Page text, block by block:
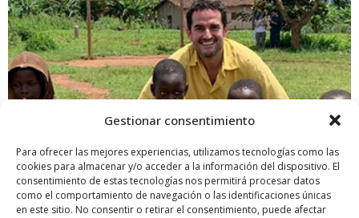
Gestionar consentimiento
Para ofrecer las mejores experiencias, utilizamos tecnologías como las
cookies para almacenar y/o acceder a la información del dispositivo. El
consentimiento de estas tecnologías nos permitirá procesar datos
como el comportamiento de navegación o las identificaciones únicas
en este sitio. No consentir o retirar el consentimiento, puede afectar
El cirujano se encuentra junto a su equipo a Burundi